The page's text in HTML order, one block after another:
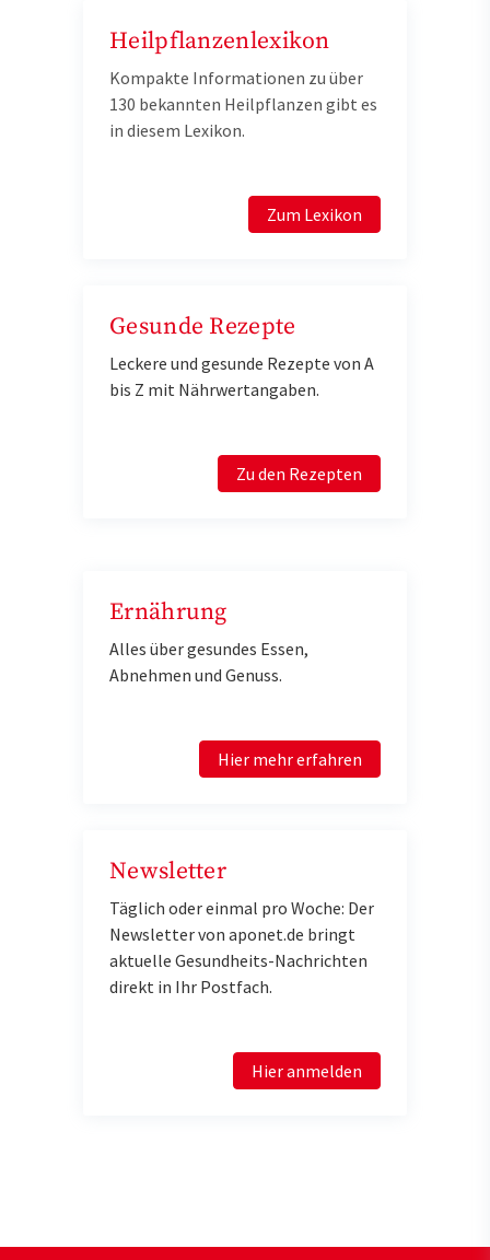
Heilpflanzenlexikon
Kompakte Informationen zu über
130 bekannten Heilpflanzen gibt es
in diesem Lexikon.
Zum Lexikon
Gesunde Rezepte
Leckere und gesunde Rezepte von A
bis Z mit Nährwertangaben.
Zu den Rezepten
Ernährung
Alles über gesundes Essen,
Abnehmen und Genuss.
Hier mehr erfahren
Newsletter
Täglich oder einmal pro Woche: Der
Newsletter von aponet.de bringt
aktuelle Gesundheits-Nachrichten
direkt in Ihr Postfach.
Hier anmelden